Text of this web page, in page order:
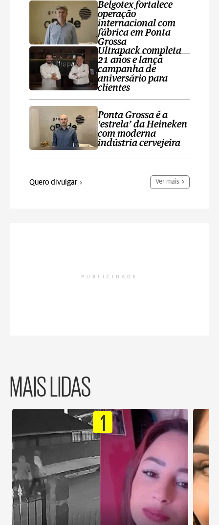
Belgotex fortalece
operação
internacional com
fábrica em Ponta
Grossa
Ultrapack completa
21 anos e lança
campanha de
aniversário para
clientes
Ponta Grossa é a
‘estrela’ da Heineken
com moderna
indústria cervejeira
Quero divulgar Ver mais
PUBLICIDADE
MAIS LIDAS
1